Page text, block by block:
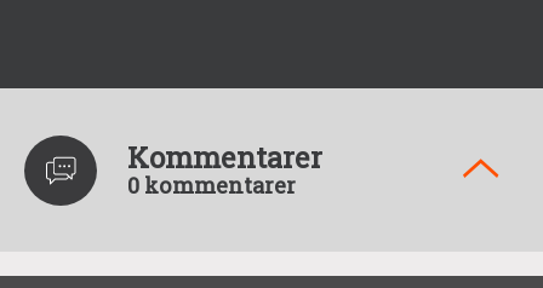
Kommentarer
0 kommentarer